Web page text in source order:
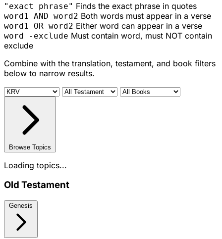
"exact phrase" Finds the exact phrase in quotes
word1 AND word2 Both words must appear in a verse
word1 OR word2 Either word can appear in a verse
word -exclude Must contain word, must NOT contain
exclude
Combine with the translation, testament, and book filters
below to narrow results.
Browse Topics
Loading topics...
Old Testament
Genesis